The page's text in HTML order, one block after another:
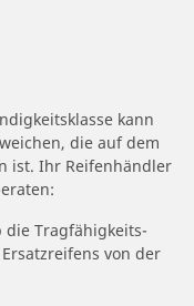
kann
die auf dem
ist. Ihr Reifenhändler
die Tragfähigkeits-
von der